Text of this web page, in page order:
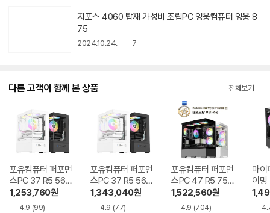
지포스 4060 탑재 가성비 조립PC 영웅컴퓨터 영웅 8
75
2024.10.24. 7
다른 고객이 함께 본 상품 전체보기
포유컴퓨터 퍼포먼
스PC 37 R5 5600
RTX5060 16GB,
M.2 500GB
1,253,760원
4.9 (99)
포유컴퓨터 퍼포먼
스PC 37 R5 5600
RTX5060 16GB,
M.2 1TB
1,343,040원
4.9 (77)
포유컴퓨터 퍼포먼
스PC 47 R5 7500
F RTX5060Ti 16
GB, M.2 500GB
1,522,560원
4.9 (704)
마이
이
F
B,